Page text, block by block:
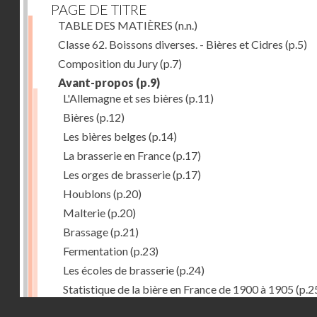
PAGE DE TITRE
TABLE DES MATIÈRES (n.n.)
Classe 62. Boissons diverses. - Bières et Cidres (p.5)
Composition du Jury(p.7)
Avant-propos (p.9)
L'Allemagne et ses bières (p.11)
Bières (p.12)
Les bières belges (p.14)
La brasserie en France(p.17)
Les orges de brasserie(p.17)
Houblons (p.20)
Malterie(p.20)
Brassage(p.21)
Fermentation(p.23)
Les écoles de brasserie(p.24)
Statistique de la bière en France de 1900 à 1905